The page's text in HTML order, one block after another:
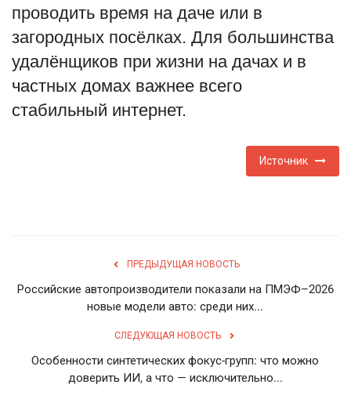
проводить время на даче или в
загородных посёлках. Для большинства
удалёнщиков при жизни на дачах и в
частных домах важнее всего
стабильный интернет.
Источник
ПРЕДЫДУЩАЯ НОВОСТЬ
Российские автопроизводители показали на ПМЭФ–2026
новые модели авто: среди них...
СЛЕДУЮЩАЯ НОВОСТЬ
Особенности синтетических фокус-групп: что можно
доверить ИИ, а что — исключительно...